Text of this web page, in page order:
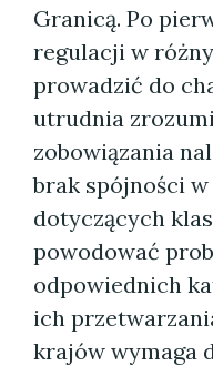
Granicą. Po
regulacji w
prowadzić do
utrudnia
zobowiązania
brak spójności
dotyczących
powodować
odpowiednich
ich
krajów wymaga